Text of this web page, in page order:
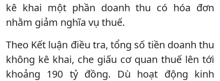
kê khai một phần doanh thu có hóa đơn
nhằm giảm nghĩa vụ thuế.
Theo Kết luận điều tra, tổng số tiền doanh thu
không kê khai, che giấu cơ quan thuế lên tới
khoảng 190 tỷ đồng. Dù hoạt động kinh